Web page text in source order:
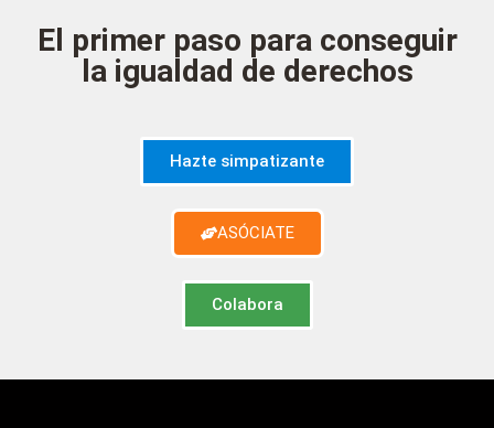
El primer paso para conseguir
la igualdad de derechos
Hazte simpatizante
ASÓCIATE
Colabora